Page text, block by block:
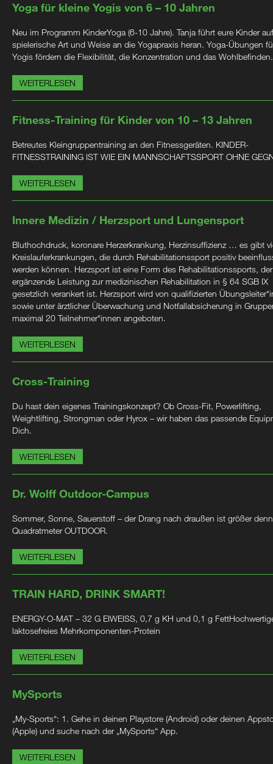
Yoga für kleine Yogis von 6 – 10 Jahren
Neu im Programm KinderYoga (6-10 Jahre). Tanja führt eure Kinder auf
spielerische Art und Weise an die Yogapraxis heran. Yoga-Übungen
Yogis fördern die Flexibilität, die Konzentration und das Wohlbefinden.
WEITERLESEN
Fitness-Training für Kinder von 10 – 13 Jahren
Betreutes Kleingruppentraining an den Fitnessgeräten. KINDER-
FITNESSTRAINING IST WIE EIN MANNSCHAFTSSPORT OHNE
WEITERLESEN
Innere Medizin / Herzsport und Lungensport
Bluthochdruck, koronare Herzerkrankung, Herzinsuffizienz … es gibt
Kreislauferkrankungen, die durch Rehabilitationssport positiv
werden können. Herzsport ist eine Form des Rehabilitationssports,
ergänzende Leistung zur medizinischen Rehabilitation in § 64 SGB IX
gesetzlich verankert ist. Herzsport wird von qualifizierten
sowie unter ärztlicher Überwachung und Notfallabsicherung in
maximal 20 Teilnehmer*innen angeboten.
WEITERLESEN
Cross-Training
Du hast dein eigenes Trainingskonzept? Ob Cross-Fit, Powerlifting,
Weightlifting, Strongman oder Hyrox – wir haben das passende
Dich.
WEITERLESEN
Dr. Wolff Outdoor-Campus
Sommer, Sonne, Sauerstoff – der Drang nach draußen ist größer
Quadratmeter OUTDOOR.
WEITERLESEN
TRAIN HARD, DRINK SMART!
ENERGY-O-MAT – 32 G EIWEISS, 0,7 g KH und 0,1 g
laktosefreies Mehrkomponenten-Protein
WEITERLESEN
MySports
„My-Sports“: 1. Gehe in deinen Playstore (Android) oder deinen
(Apple) und suche nach der „MySports“ App.
WEITERLESEN